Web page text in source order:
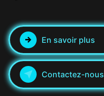
En savoir plus
Contactez-nous